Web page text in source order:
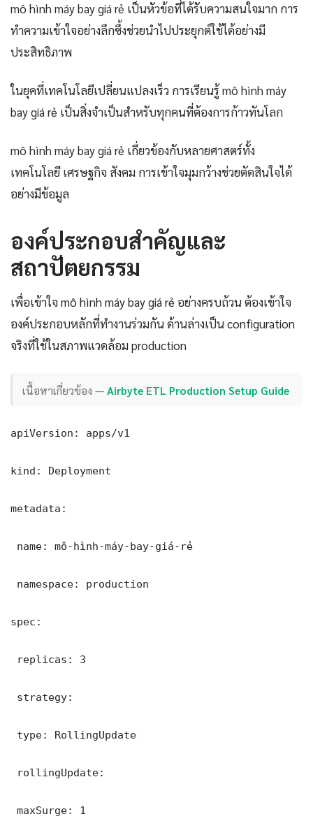
mô hình máy bay giá rẻ เป็นหัวข้อที่ได้รับความสนใจมาก การ
ทำความเข้าใจอย่างลึกซึ้งช่วยนำไปประยุกต์ใช้ได้อย่างมี
ประสิทธิภาพ
ในยุคที่เทคโนโลยีเปลี่ยนแปลงเร็ว การเรียนรู้ mô hình máy
bay giá rẻ เป็นสิ่งจำเป็นสำหรับทุกคนที่ต้องการก้าวทันโลก
mô hình máy bay giá rẻ เกี่ยวข้องกับหลายศาสตร์ทั้ง
เทคโนโลยี เศรษฐกิจ สังคม การเข้าใจมุมกว้างช่วยตัดสินใจได้
อย่างมีข้อมูล
องค์ประกอบสำคัญและ
สถาปัตยกรรม
เพื่อเข้าใจ mô hình máy bay giá rẻ อย่างครบถ้วน ต้องเข้าใจ
องค์ประกอบหลักที่ทำงานร่วมกัน ด้านล่างเป็น configuration
จริงที่ใช้ในสภาพแวดล้อม production
เนื้อหาเกี่ยวข้อง —Airbyte ETL Production Setup Guide
apiVersion: apps/v1
kind: Deployment
metadata:
name: mô-hình-máy-bay-giá-rẻ
namespace: production
spec:
replicas: 3
strategy:
type: RollingUpdate
rollingUpdate:
maxSurge: 1